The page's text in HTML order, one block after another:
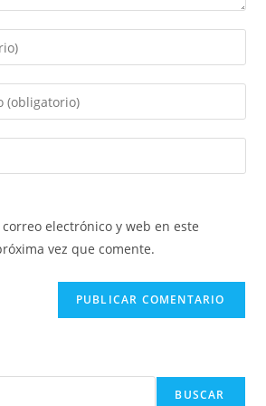
electrónico y web en este
vez que comente.
BUSCAR